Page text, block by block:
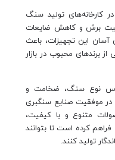
کارخانه‌های تولید سنگ
برش و کاهش ضایعات
آسان این تجهیزات، باعث
برندهای محبوب در بازار
نوع سنگ، ضخامت و
موفقیت صنایع سنگبری
متنوع و با کیفیت،
کرده است تا بتوانند
تولید کنند.